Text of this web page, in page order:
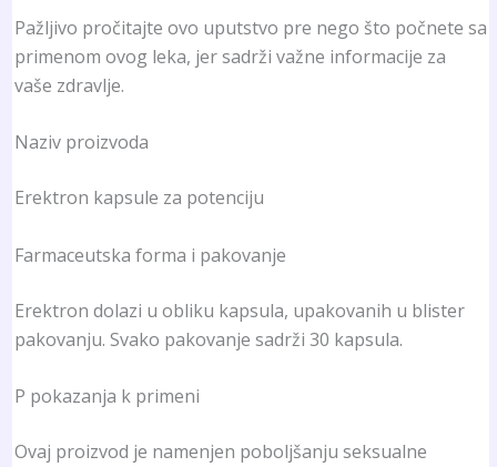
Pažljivo pročitajte ovo uputstvo pre nego što počnete sa
primenom ovog leka, jer sadrži važne informacije za
vaše zdravlje.
Naziv proizvoda
Erektron kapsule za potenciju
Farmaceutska forma i pakovanje
Erektron dolazi u obliku kapsula, upakovanih u blister
pakovanju. Svako pakovanje sadrži 30 kapsula.
P pokazanja k primeni
Ovaj proizvod je namenjen poboljšanju seksualne